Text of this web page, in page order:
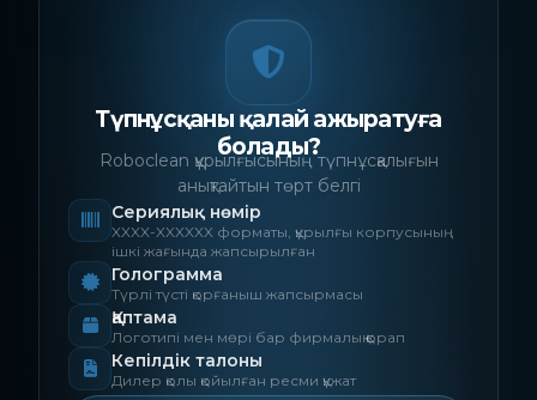
Түпнұсқаны қалай ажыратуға
болады?
Roboclean құрылғысының түпнұсқалығын
анықтайтын төрт белгі
Сериялық нөмір
XXXX-XXXXXX форматы, құрылғы корпусының
ішкі жағында жапсырылған
Голограмма
Түрлі түсті қорғаныш жапсырмасы
Қаптама
Логотипі мен мөрі бар фирмалық қорап
Кепілдік талоны
Дилер қолы қойылған ресми құжат